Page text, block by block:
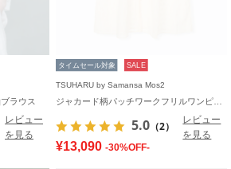
ラウス
レビュー
を見る
タイムセール対象 SALE
TSUHARU by Samansa Mos2
5.0 （2）
レビュー
を見る
¥13,090 -30%OFF-